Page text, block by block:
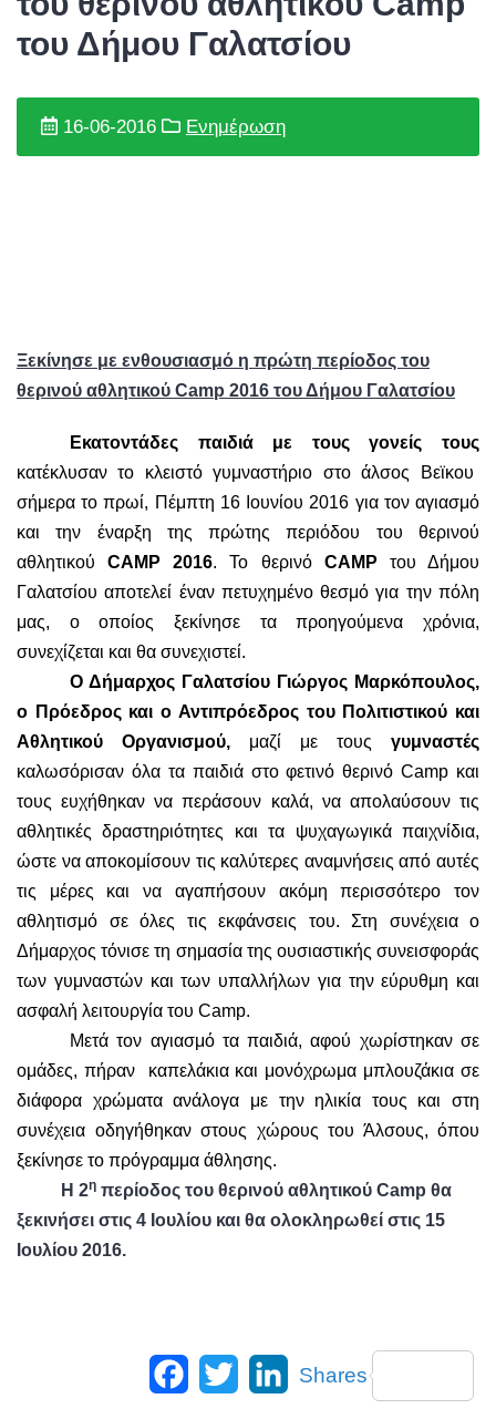
του Δήμου Γαλατσίου
16-06-2016 Ενημέρωση
Ξεκίνησε με ενθουσιασμό η πρώτη περίοδος του
θερινού αθλητικού Camp 2016 του Δήμου Γαλατσίου
Εκατοντάδες παιδιά με τους γονείς τους
κατέκλυσαν το κλειστό γυμναστήριο στο άλσος Βεϊκου
σήμερα το πρωί, Πέμπτη 16 Ιουνίου 2016 για τον αγιασμό
και την έναρξη της πρώτης περιόδου του θερινού
αθλητικούCAMP 2016. Το θερινό CΑ MP
του Δήμου
Γαλατσίου αποτελεί έναν πετυχημένο θεσμό για την πόλη
μας, ο οποίος ξεκίνησε τα προηγούμενα χρόνια,
συνεχίζεται και θα συνεχιστεί.
Ο Δήμαρχος Γαλατσίου Γιώργος Μαρκόπουλος,
ο Πρόεδρος και ο Αντιπρόεδρος του Πολιτιστικού και
Αθλητικού Οργανισμού, μαζί με τους γυμναστές
καλωσόρισαν όλα τα παιδιά στο φετινό θερινόCamp και
τους ευχήθηκαν να περάσουν καλά, να απολαύσουν τις
αθλητικές δραστηριότητες και τα ψυχαγωγικά παιχνίδια,
ώστε να αποκομίσουν τις καλύτερες αναμνήσεις από αυτές
τις μέρες και να αγαπήσουν ακόμη περισσότερο τον
αθλητισμό σε όλες τις εκφάνσεις του. Στη συνέχεια ο
Δήμαρχος τόνισε τη σημασία της ουσιαστικής συνεισφοράς
των γυμναστών και των υπαλλήλων για την εύρυθμη και
ασφαλή λειτουργία του Camp.
Μετά τον αγιασμό τα παιδιά, αφού χωρίστηκαν σε
ομάδες, πήραν
καπελάκια και μονόχρωμα μπλουζάκια σε
διάφορα χρώματα ανάλογα με την ηλικία τους και στη
συνέχεια οδηγήθηκαν στους χώρους του Άλσους, όπου
ξεκίνησε το πρόγραμμα άθλησης.
Η 2η περίοδος του θερινού αθλητικού Camp θα
ξεκινήσει στις 4 Ιουλίου και θα ολοκληρωθεί στις 15
Ιουλίου 2016.
Facebook
Twitter LinkedIn
Shares